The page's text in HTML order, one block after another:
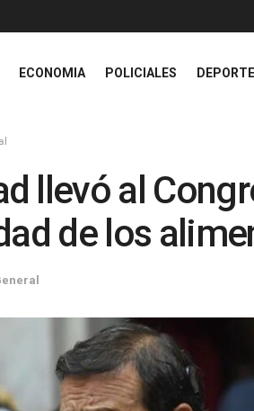
ECONOMIA POLICIALES
llevó al
de los